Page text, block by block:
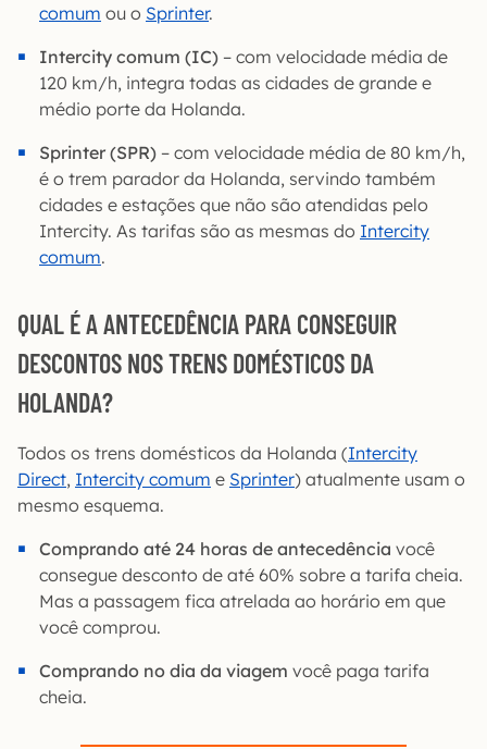
comum ou o Sprinter.
Intercity comum (IC) – com velocidade média de
120 km/h, integra todas as cidades de grande e
médio porte da Holanda.
Sprinter (SPR) – com velocidade média de 80 km/h,
é o trem parador da Holanda, servindo também
cidades e estações que não são atendidas pelo
Intercity. As tarifas são as mesmas do Intercity
comum.
QUAL É A ANTECEDÊNCIA PARA CONSEGUIR
DESCONTOS NOS TRENS DOMÉSTICOS DA
HOLANDA?
Todos os trens domésticos da Holanda (Intercity
Direct, Intercity comum e Sprinter) atualmente usam o
mesmo esquema.
Comprando até 24 horas de antecedência você
consegue desconto de até 60% sobre a tarifa cheia.
Mas a passagem fica atrelada ao horário em que
você comprou.
Comprando no dia da viagem você paga tarifa
cheia.